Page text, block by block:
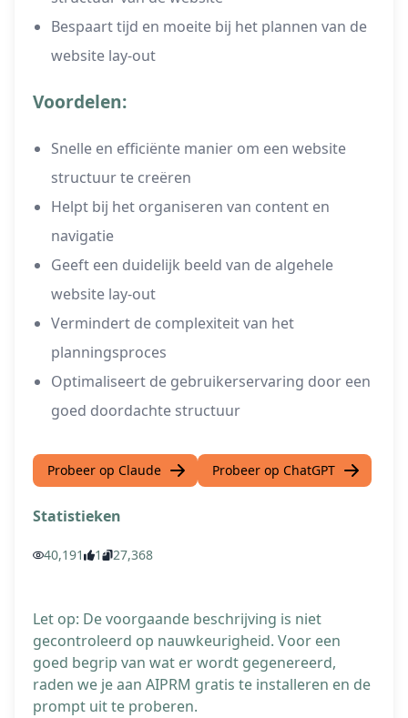
Bespaart tijd en moeite bij het plannen van de
website lay-out
Voordelen:
Snelle en efficiënte manier om een website
structuur te creëren
Helpt bij het organiseren van content en
navigatie
Geeft een duidelijk beeld van de algehele
website lay-out
Vermindert de complexiteit van het
planningsproces
Optimaliseert de gebruikerservaring door een
goed doordachte structuur
Probeer op Claude Probeer op ChatGPT
Statistieken
40,191 1 27,368
Let op: De voorgaande beschrijving is niet
gecontroleerd op nauwkeurigheid. Voor een
goed begrip van wat er wordt gegenereerd,
raden we je aan AIPRM gratis te installeren en de
prompt uit te proberen.